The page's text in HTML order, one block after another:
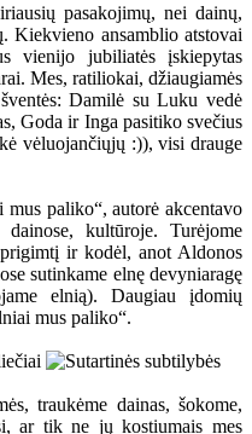
pasakojimų, nei dainų,
Kiekvieno ansamblio atstovai
vienijo jubiliatės įskiepytas
Mes, ratiliokai, džiaugiamės
Damilė su Luku vedė
Goda ir Inga pasitiko svečius
vėluojančiųjų :)), visi drauge
paliko“, autorė akcentavo
kultūroje. Turėjome
ir kodėl, anot Aldonos
sutinkame elnę devyniaragę
elnią). Daugiau įdomių
mus paliko“.
traukėme dainas, šokome,
ar tik ne jų kostiumais mes